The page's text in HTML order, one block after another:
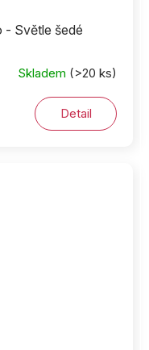
- Světle šedé
Skladem (>20 ks)
Detail